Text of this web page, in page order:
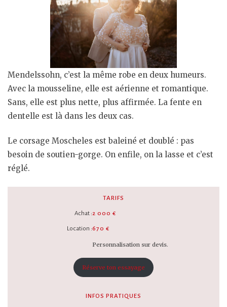
Mendelssohn, c’est la même robe en deux humeurs.
Avec la mousseline, elle est aérienne et romantique.
Sans, elle est plus nette, plus affirmée. La fente en
dentelle est là dans les deux cas.
Le corsage Moscheles est baleiné et doublé : pas
besoin de soutien-gorge. On enfile, on la lasse et c’est
réglé.
TARIFS
Achat :
Location :
2 000 €
670 €
Personnalisation sur devis.
Réserve ton essayage
INFOS PRATIQUES